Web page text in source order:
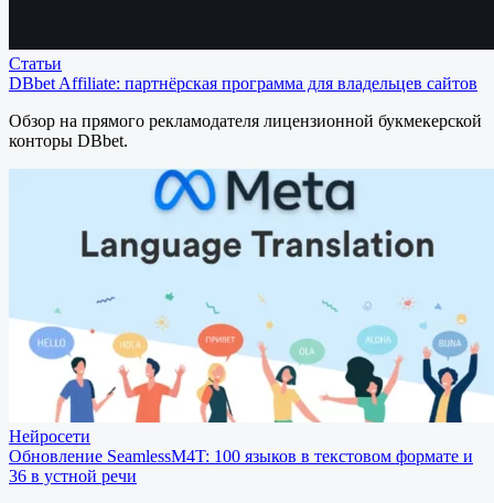
Статьи
DBbet Affiliate: партнёрская программа для владельцев сайтов
Обзор на прямого рекламодателя лицензионной букмекерской
конторы DBbet.
Нейросети
Обновление SeamlessM4T: 100 языков в текстовом формате и
36 в устной речи